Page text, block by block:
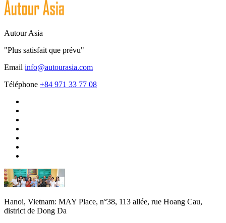
Autour Asia
"Plus satisfait que prévu"
Email info@autourasia.com
Téléphone +84 971 33 77 08
Hanoi, Vietnam: MAY Place, n°38, 113 allée, rue Hoang Cau,
district de Dong Da